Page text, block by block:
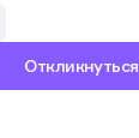
Откликнуться